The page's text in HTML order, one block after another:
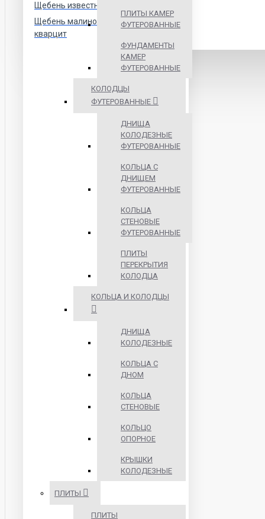
Щебень известняковый
Щебень малиновый
кварцит
ПЛИТЫ КАМЕР
ФУТЕРОВАННЫЕ
ФУНДАМЕНТЫ
КАМЕР
ФУТЕРОВАННЫЕ
КОЛОДЦЫ
ФУТЕРОВАННЫЕ
ДНИЩА
КОЛОДЕЗНЫЕ
ФУТЕРОВАННЫЕ
КОЛЬЦА С
ДНИЩЕМ
ФУТЕРОВАННЫЕ
КОЛЬЦА
СТЕНОВЫЕ
ФУТЕРОВАННЫЕ
ПЛИТЫ
ПЕРЕКРЫТИЯ
КОЛОДЦА
КОЛЬЦА И КОЛОДЦЫ
ДНИЩА
КОЛОДЕЗНЫЕ
КОЛЬЦА С
ДНОМ
КОЛЬЦА
СТЕНОВЫЕ
КОЛЬЦО
ОПОРНОЕ
КРЫШКИ
КОЛОДЕЗНЫЕ
ПЛИТЫ
ПЛИТЫ